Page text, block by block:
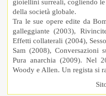
gioiellini surreali, cogliendo
della società globale.
Tra le sue opere edite da
galleggiante (2003),
Effetti collaterali (2004),
Sam (2008),
Pura anarchia (2009). Nel
Woody e Allen. Un regista si